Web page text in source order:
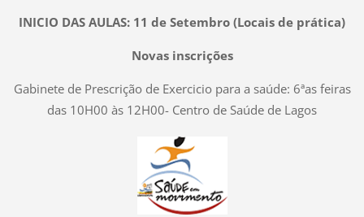
INICIO DAS AULAS: 11 de Setembro (Locais de prática)
Novas inscrições
Gabinete de Prescrição de Exercicio para a saúde: 6ªas feiras
das 10H00 às 12H00- Centro de Saúde de Lagos